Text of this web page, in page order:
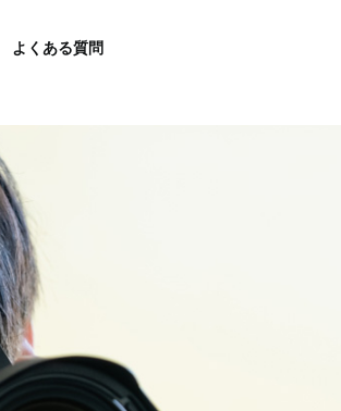
よくある質問